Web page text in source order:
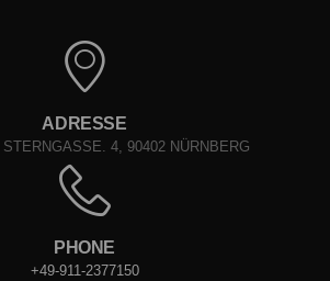
ADRESSE
4, 90402 NÜRNBERG
PHONE
+49-911-2377150